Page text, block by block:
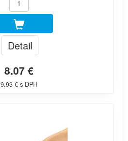
Detail
8.07 €
9.93 € s DPH